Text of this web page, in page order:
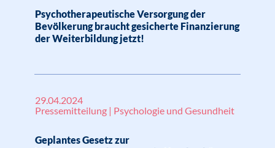
Psychotherapeutische Versorgung der
Bevölkerung braucht gesicherte Finanzierung
der Weiterbildung jetzt!
29.04.2024
Pressemitteilung | Psychologie und Gesundheit
Geplantes Gesetz zur